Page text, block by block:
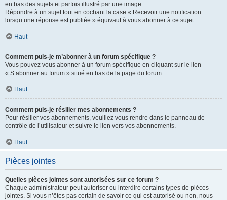
en bas des sujets et parfois illustré par une image.
Répondre à un sujet tout en cochant la case « Recevoir une notification
lorsqu’une réponse est publiée » équivaut à vous abonner à ce sujet.
Haut
Comment puis-je m’abonner à un forum spécifique ?
Vous pouvez vous abonner à un forum spécifique en cliquant sur le lien
« S’abonner au forum » situé en bas de la page du forum.
Haut
Comment puis-je résilier mes abonnements ?
Pour résilier vos abonnements, veuillez vous rendre dans le panneau de
contrôle de l’utilisateur et suivre le lien vers vos abonnements.
Haut
Pièces jointes
Quelles pièces jointes sont autorisées sur ce forum ?
Chaque administrateur peut autoriser ou interdire certains types de pièces
jointes. Si vous n’êtes pas certain de savoir ce qui est autorisé ou non, nous